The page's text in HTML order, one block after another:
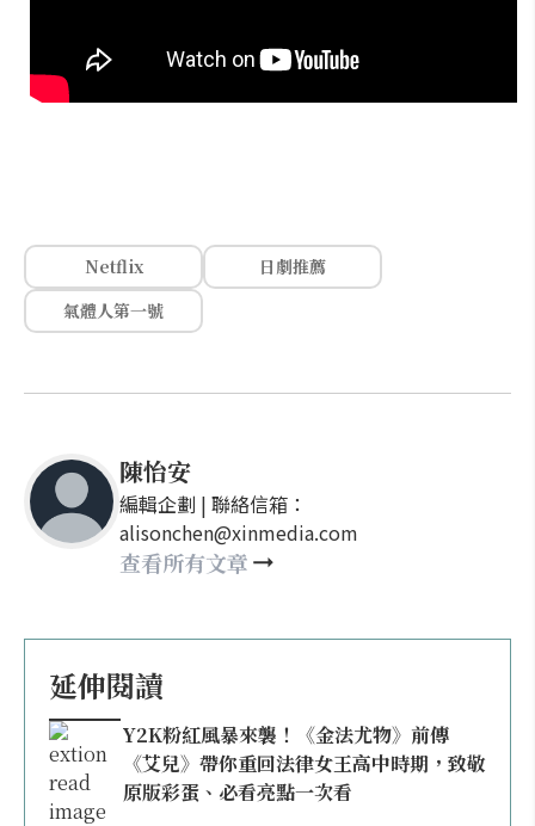
Netflix
日劇推薦
氣體人第一號
陳怡安
編輯企劃 | 聯絡信箱：
alisonchen@xinmedia.com
查看所有文章
延伸閱讀
Y2K粉紅風暴來襲！《金法尤物》前傳
《艾兒》帶你重回法律女王高中時期，致敬
原版彩蛋、必看亮點一次看